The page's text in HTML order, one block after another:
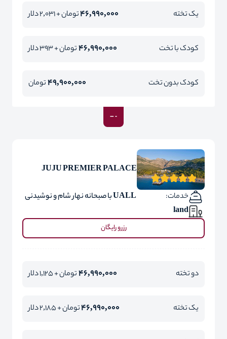
یک تخته 46,990,000تومان + 2,031 دلار
کودک با تخت 46,990,000تومان + 393 دلار
کودک بدون تخت 49,900,000تومان
JUJU PREMIER PALACE
خدمات:
UALL با صبحانه نهار شام و نوشیدنی
land
رزرو رایگان
دو تخته 46,990,000تومان + 1,125 دلار
یک تخته 46,990,000تومان + 2,185 دلار